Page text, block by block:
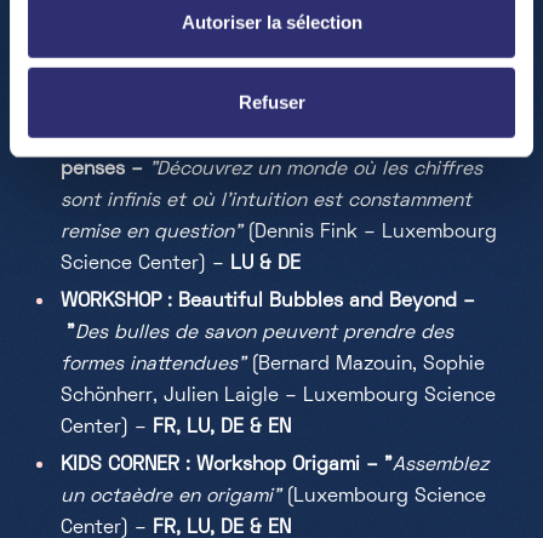
Autoriser la sélection
Refuser
Paradoxes(Matías Gárate – Geometric Artist) –
TALK :L‘infinité – une idée plus grande que tu
penses –
"Découvrez un monde où les chiffres
sont infinis et où l'intuition est constamment
remise en question"
Dennis Fink – Luxembourg
Science Center) –
LU & DE
WORKSHOP : Beautiful Bubbles and Beyond –
"Des bulles de savon peuvent prendre des
formes inattendues"
Bernard Mazouin, Sophie
Schönherr, Julien Laigle – Luxembourg Science
Center) –
FR, LU, DE & EN
KIDS CORNER : Workshop Origami – "Assemblez
un octaèdre en origami"
(Luxembourg Science
Center) –
FR, LU, DE & EN